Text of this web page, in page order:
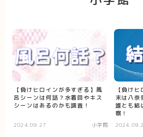
【負けヒロインが多すぎる】風
呂シーンは何話？水着回やキス
シーンはあるのかも調査！
2024.09.27 小学館
【負け
末は八奈
誰とも結
察！